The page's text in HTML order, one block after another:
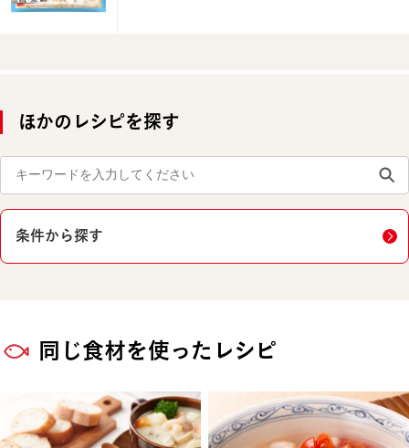
ほかのレシピを探す
条件から探す
同じ食材を使ったレシピ